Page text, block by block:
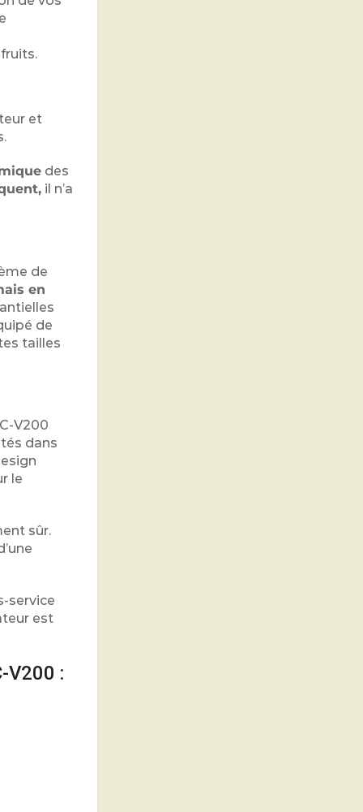
et
des
il n’a
de
en
de
tailles
V200
dans
le
sûr.
service
est
V200 :